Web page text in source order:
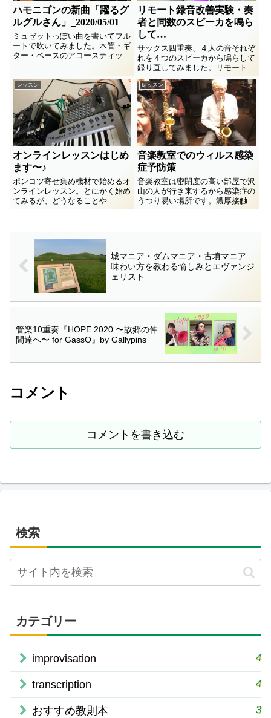
ハモニゴンの新曲「躍るグ
ルグルさん」_2020/05/01
ミュゼットっぽい曲を書いてフル
ートで吹いてみました。木管・ギ
ター・ベースのアコースティック
きこもって創りつつ月イチ配信に
挑戦しまっす。第１弾2020年５
月の曲は「躍るグルグルさん」で
す。張り切ってどうぞ〜(^^)/
リモート録音改善実験・奏
者と同数のスピーカを鳴ら
して…
サックス四重奏、４人の音それぞ
れを４つのスピーカから鳴らして
録り直してみました。リモート録
音に独特な白々しい響きの解消に
原始的な方法で挑む。けっこうイ
イ感じな結果にビックリしつつ詳
細をレポート♪ ギター録音での
「リアンプ」みたいなことを管楽
アンサンブルでもやってみる実験
です。
レッスン
オンラインレッスンはじめ
ます〜♪
ポンコツ寄せ集め機材で始めるオ
ンラインレッスン。とにかく始め
てみるが、どうなることや
ら…、、最新の機材にも興味津々
レッスン
音楽教室でのウィルス感染
症予防策
音楽教室は密閉度の高い部屋で沢
山の人が行き来するから感染症の
うつり易い場所です。濃厚接触も
起きやすい。管楽器教室なら尚
城マニア・ダムマニア・古墳マニア…
味わい方を教わる愉しみとエヴァンジ
ェリスト
管楽10重奏『HOPE 2020 〜故郷の仲
間達へ〜 for GassO』by Gallypins
コメント
コメントを書き込む
検索
カテゴリー
improvisation 4
transcription 4
おすすめ教則本 3